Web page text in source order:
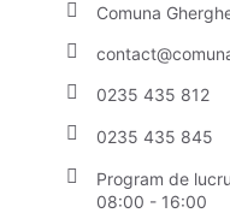
Comuna
0235 435 812
0235 435 845
Program de
08:00 - 16:00